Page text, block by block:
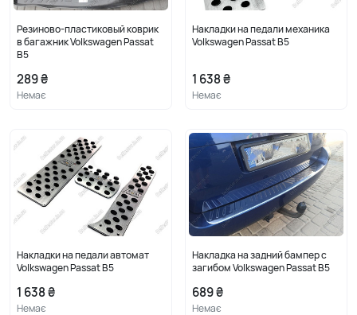
Резиново-пластиковый коврик
в багажник Volkswagen Passat
B5
289 ₴
Немає
Накладки на педали механика
Volkswagen Passat B5
1 638 ₴
Немає
Накладки на педали автомат
Volkswagen Passat B5
1 638 ₴
Немає
Накладка на задний бампер с
загибом Volkswagen Passat B5
689 ₴
Немає